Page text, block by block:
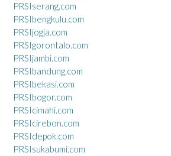
PRSIserang.com
PRSIbengkulu.com
PRSIjogja.com
PRSIgorontalo.com
PRSIjambi.com
PRSIbandung.com
PRSIbekasi.com
PRSIbogor.com
PRSIcimahi.com
PRSIcirebon.com
PRSIdepok.com
PRSIsukabumi.com